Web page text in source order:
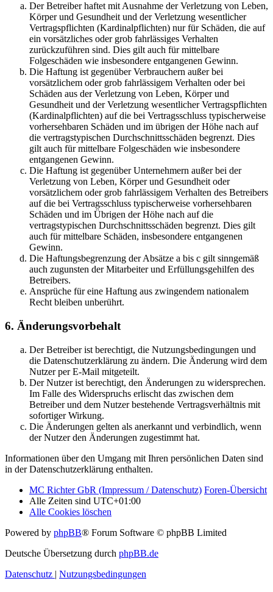
Der Betreiber haftet mit Ausnahme der Verletzung von Leben,
Körper und Gesundheit und der Verletzung wesentlicher
Vertragspflichten (Kardinalpflichten) nur für Schäden, die auf
ein vorsätzliches oder grob fahrlässiges Verhalten
zurückzuführen sind. Dies gilt auch für mittelbare
Folgeschäden wie insbesondere entgangenen Gewinn.
Die Haftung ist gegenüber Verbrauchern außer bei
vorsätzlichem oder grob fahrlässigem Verhalten oder bei
Schäden aus der Verletzung von Leben, Körper und
Gesundheit und der Verletzung wesentlicher Vertragspflichten
(Kardinalpflichten) auf die bei Vertragsschluss typischerweise
vorhersehbaren Schäden und im übrigen der Höhe nach auf
die vertragstypischen Durchschnittsschäden begrenzt. Dies
gilt auch für mittelbare Folgeschäden wie insbesondere
entgangenen Gewinn.
Die Haftung ist gegenüber Unternehmern außer bei der
Verletzung von Leben, Körper und Gesundheit oder
vorsätzlichem oder grob fahrlässigem Verhalten des Betreibers
auf die bei Vertragsschluss typischerweise vorhersehbaren
Schäden und im Übrigen der Höhe nach auf die
vertragstypischen Durchschnittsschäden begrenzt. Dies gilt
auch für mittelbare Schäden, insbesondere entgangenen
Gewinn.
Die Haftungsbegrenzung der Absätze a bis c gilt sinngemäß
auch zugunsten der Mitarbeiter und Erfüllungsgehilfen des
Betreibers.
Ansprüche für eine Haftung aus zwingendem nationalem
Recht bleiben unberührt.
6. Änderungsvorbehalt
Der Betreiber ist berechtigt, die Nutzungsbedingungen und
die Datenschutzerklärung zu ändern. Die Änderung wird dem
Nutzer per E-Mail mitgeteilt.
Der Nutzer ist berechtigt, den Änderungen zu widersprechen.
Im Falle des Widerspruchs erlischt das zwischen dem
Betreiber und dem Nutzer bestehende Vertragsverhältnis mit
sofortiger Wirkung.
Die Änderungen gelten als anerkannt und verbindlich, wenn
der Nutzer den Änderungen zugestimmt hat.
Informationen über den Umgang mit Ihren persönlichen Daten sind
in der Datenschutzerklärung enthalten.
MC Richter GbR (Impressum / Datenschutz) Foren-Übersicht
Alle Zeiten sind UTC+01:00
Alle Cookies löschen
Powered by phpBB® Forum Software © phpBB Limited
Deutsche Übersetzung durch phpBB.de
Datenschutz | Nutzungsbedingungen